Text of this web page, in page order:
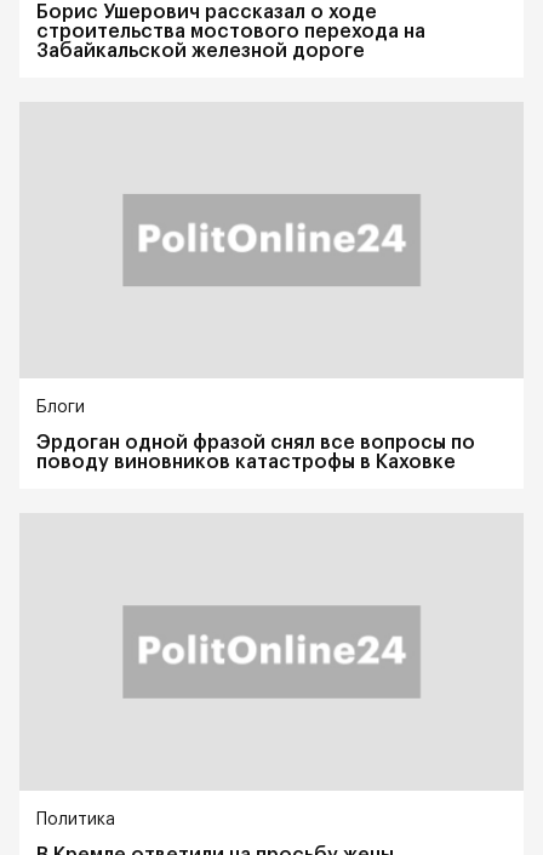
Борис Ушерович рассказал о ходе
строительства мостового перехода на
Забайкальской железной дороге
Блоги
Эрдоган одной фразой снял все вопросы по
поводу виновников катастрофы в Каховке
Политика